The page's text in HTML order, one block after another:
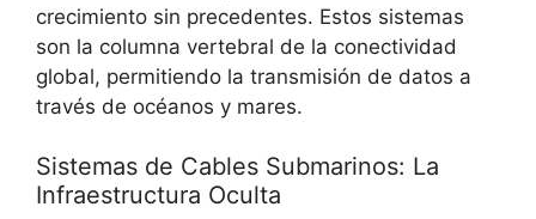
crecimiento sin precedentes. Estos sistemas
son la columna vertebral de la conectividad
global, permitiendo la transmisión de datos a
través de océanos y mares.
Sistemas de Cables Submarinos: La
Infraestructura Oculta